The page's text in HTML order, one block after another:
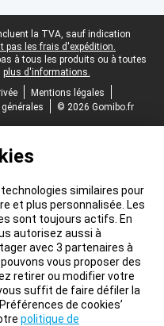
la TVA, sauf indication
pas les frais d'expédition.
à tous les produits ou à toutes
plus d'informations.
Mentions légales
© 2026 Gomibo.fr
similaires pour
et plus personnalisée. Les
sont toujours actifs. En
autorisez aussi à
avec 3 partenaires à
vous proposer des
retirer ou modifier votre
suffit de faire défiler la
de cookies’
politique de